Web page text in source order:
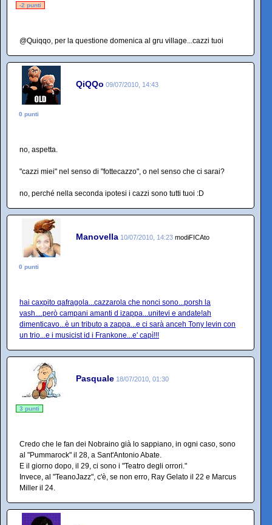
-2 punti
@Quiqqo, per la questione domenica al gru village...cazzi tuoi
QiQQo 09/07/2010, 14:43
0 punti
no, aspetta.
"cazzi miei" nel senso di "fottecazzo", o nel senso che ci sarai?
no, perché nella seconda ipotesi i cazzi sono tutti tuoi :D
Manovella 10/07/2010, 14:23 modiFICAto
0 punti
hai caxpito qafragola...cazzarola che nonci sono...porsh la
vash....però campani amanti d izappa...unitevi e andate!ah
dimenticavo...è un tributo a zappa...e ci sarà anceh Tony levin con
un trio...e i musicist id i Frankone...e' capì!!!
Pasquale 18/07/2010, 01:30
3 punti
Credo che le fan dei Nobraino già lo sappiano, in ogni caso, sono
al "Pummarock" il 28, a Sant'Antonio Abate.
E il giorno dopo, il 29, ci sono i "Teatro degli orrori."
Invece, al "TeanoJazz", c'è, se non erro, Ray Gelato il 22 e Marcus
Miller il 24.